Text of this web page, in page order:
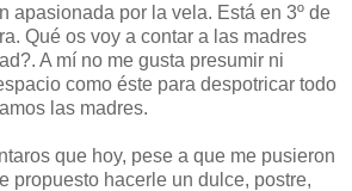
apasionada por la vela. Está en 3º de
Qué os voy a contar a las madres
A mí no me gusta presumir ni
como éste para despotricar todo
las madres.
que hoy, pese a que me pusieron
propuesto hacerle un dulce, postre,